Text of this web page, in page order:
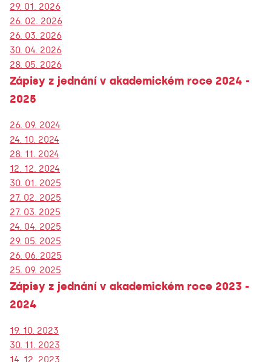
29. 01. 2026
26. 02. 2026
26. 03. 2026
30. 04. 2026
28. 05. 2026
Zápisy z jednání v akademickém roce 2024 -
2025
26. 09. 2024
24. 10. 2024
28. 11. 2024
12. 12. 2024
30. 01. 2025
27. 02. 2025
27. 03. 2025
24. 04. 2025
29. 05. 2025
26. 06. 2025
25. 09. 2025
Zápisy z jednání v akademickém roce 2023 -
2024
19. 10. 2023
30. 11. 2023
14. 12. 2023